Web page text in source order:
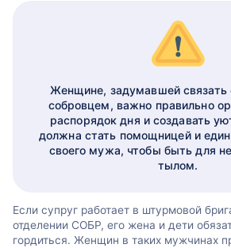
Женщине, задумавшей связать
собровцем, важно правильно
распорядок дня и создавать
должна стать помощницей и
своего мужа, чтобы быть для
тылом.
Если супруг работает в штурмовой
отделении СОБР, его жена и дети
гордиться. Женщин в таких мужчинах